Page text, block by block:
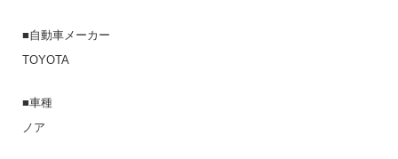
■自動車メーカー
TOYOTA
■車種
ノア